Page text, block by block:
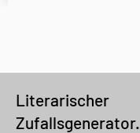
Literarischer
Zufallsgenerator.